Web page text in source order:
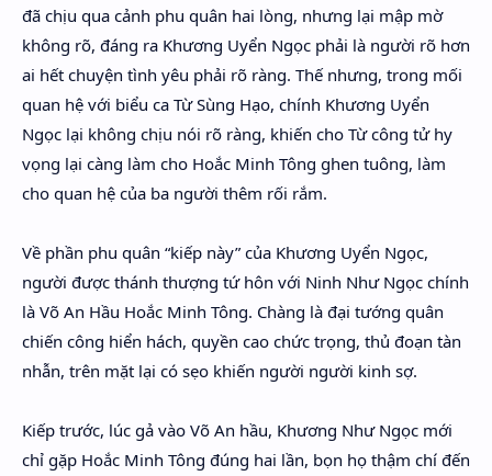
đã chịu qua cảnh phu quân hai lòng, nhưng lại mập mờ
không rõ, đáng ra Khương Uyển Ngọc phải là người rõ hơn
ai hết chuyện tình yêu phải rõ ràng. Thế nhưng, trong mối
quan hệ với biểu ca Từ Sùng Hạo, chính Khương Uyển
Ngọc lại không chịu nói rõ ràng, khiến cho Từ công tử hy
vọng lại càng làm cho Hoắc Minh Tông ghen tuông, làm
cho quan hệ của ba người thêm rối rắm.
Về phần phu quân “kiếp này” của Khương Uyển Ngọc,
người được thánh thượng tứ hôn với Ninh Như Ngọc chính
là Võ An Hầu Hoắc Minh Tông. Chàng là đại tướng quân
chiến công hiển hách, quyền cao chức trọng, thủ đoạn tàn
nhẫn, trên mặt lại có sẹo khiến người người kinh sợ.
Kiếp trước, lúc gả vào Võ An hầu, Khương Như Ngọc mới
chỉ gặp Hoắc Minh Tông đúng hai lần, bọn họ thậm chí đến